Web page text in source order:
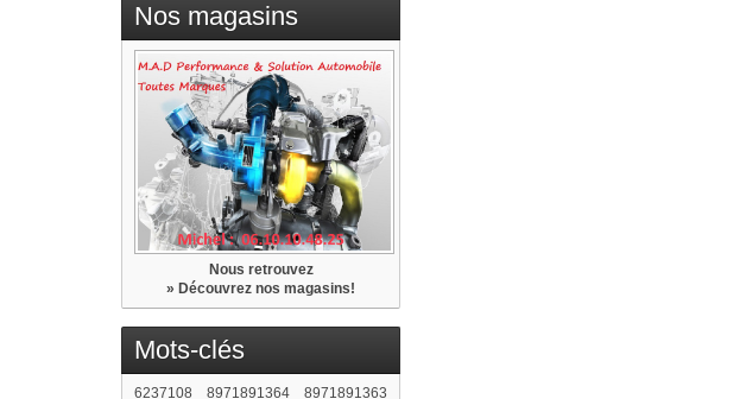
Nos magasins
Nous retrouvez
» Découvrez nos magasins!
Mots-clés
6237108 8971891364 8971891363